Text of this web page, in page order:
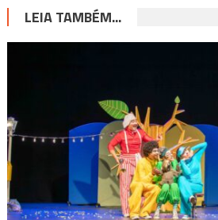
LEIA TAMBÉM...